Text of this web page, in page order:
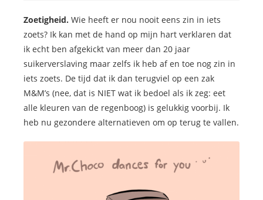
Zoetigheid. Wie heeft er nou nooit eens zin in iets
zoets? Ik kan met de hand op mijn hart verklaren dat
ik echt ben afgekickt van meer dan 20 jaar
suikerverslaving maar zelfs ik heb af en toe nog zin in
iets zoets. De tijd dat ik dan terugviel op een zak
M&M’s (nee, dat is NIET wat ik bedoel als ik zeg: eet
alle kleuren van de regenboog) is gelukkig voorbij. Ik
heb nu gezondere alternatieven om op terug te vallen.